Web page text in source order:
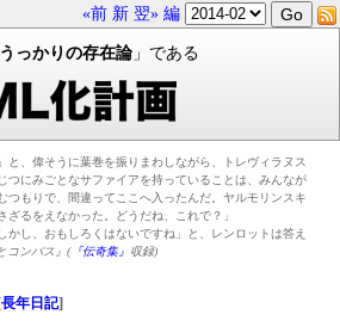
«前 新 翌» 編
っかりの存在論」である
と、偉そうに葉巻を振りまわしながら、トレヴィラヌス
つにみごとなサファイアを持っていることは、みんなが
つもりで、間違ってここへ入ったんだ。ヤルモリンスキ
ざるをえなかった。どうだね、これで？」
かし、おもしろくはないですね」と、レンロットは答え
コンパス』(『伝奇集』 収録)
長年日記]